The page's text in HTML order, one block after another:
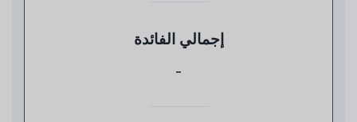
إجمالي الفائدة
-